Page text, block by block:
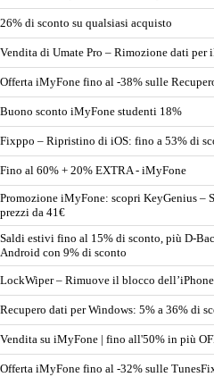
26% di sconto su qualsiasi acquisto
Vendita di Umate Pro – Rimozione dati per
Offerta iMyFone fino al -38% sulle
Buono sconto iMyFone studenti 18%
Fixppo – Ripristino di iOS: fino a 53% di
Fino al 60% + 20% EXTRA - iMyFone
Promozione iMyFone: scopri KeyGenius –
prezzi da 41€
Saldi estivi fino al 15% di sconto, più D-
Android con 9% di sconto
LockWiper – Rimuove il blocco
Recupero dati per Windows: 5% a 36% di
Vendita su iMyFone | fino all'50% in più
Offerta iMyFone fino al -32% sulle